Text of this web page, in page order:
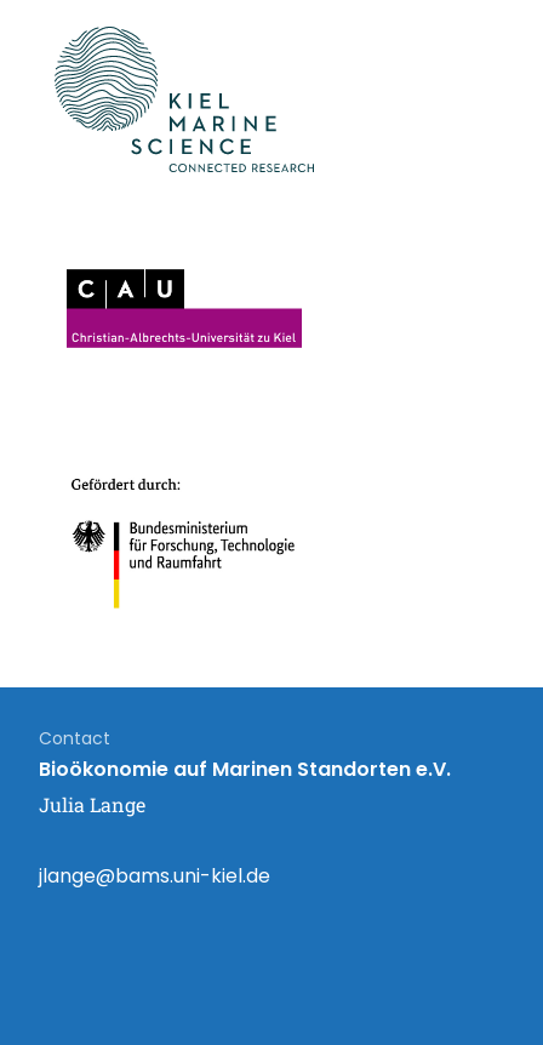
Contact
Bioökonomie auf Marinen Standorten e.V.
Julia Lange
jlange@bams.uni-kiel.de